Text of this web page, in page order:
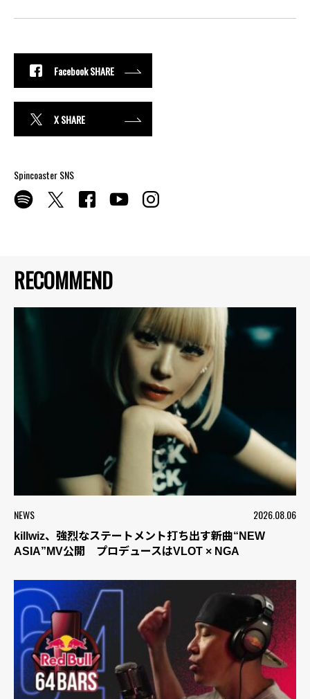
RECOMMEND
NEWS 2026.08.06
killwiz、強烈なステートメント打ち出す新曲“NEW
ASIA”MV公開 プロデュースはVLOT × NGA
Facebook SHARE
X SHARE
Spincoaster SNS